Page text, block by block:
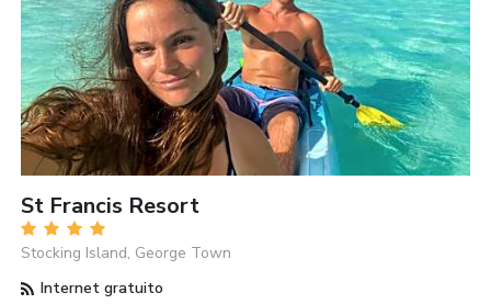
St Francis Resort
Stocking Island, George Town
Internet gratuito